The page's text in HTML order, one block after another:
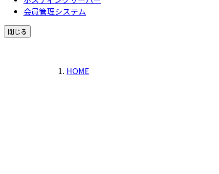
会員管理システム
閉じる
HOME